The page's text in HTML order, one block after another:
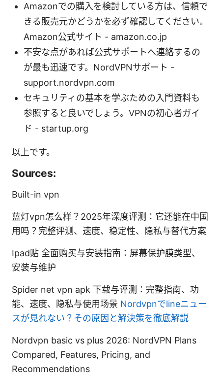
Amazonでの購入を検討している方は、信頼で
きる販売元かどうかを必ず確認してください。
Amazon公式サイト - amazon.co.jp
不安な点があれば公式サポートへ連絡するの
が最も迅速です。NordVPNサポート -
support.nordvpn.com
セキュリティの基本を学ぶための入門資料も
参照すると良いでしょう。VPNの初心者ガイ
ド - startup.org
以上です。
Sources:
Built-in vpn
蓝灯vpn怎么样？2025年深度评测：它还能在中国
用吗？完整评测、速度、稳定性、隐私与替代方案
Ipad贴 全面购买与安装指南：屏幕保护膜类型、
安装与维护
Spider net vpn apk 下载与评测：完整指南、功
能、速度、隐私与使用场景 Nordvpnでlineニュー
スが見れない？その原因と解決策を徹底解説
Nordvpn basic vs plus 2026: NordVPN Plans
Compared, Features, Pricing, and
Recommendations